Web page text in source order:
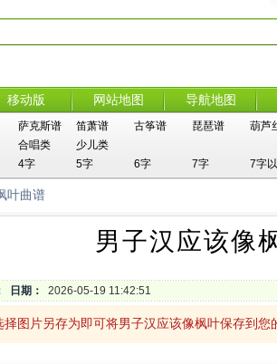
移动版 网站地图 导航地图
萨克斯谱 笛萧谱 古筝谱 琵琶谱 葫芦
合唱类
少儿类
4字 5字 6字 7字 7字
叶曲谱
男子汉应该像
日期： 2026-05-19 11:42:51
图片另存为即可将男子汉应该像枫叶保存到